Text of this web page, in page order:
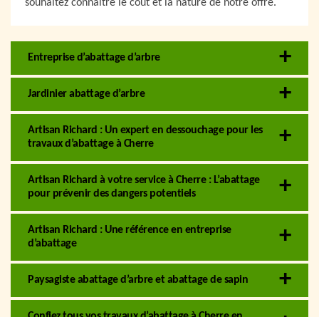
souhaitez connaitre le coût et la nature de notre offre.
Entreprise d’abattage d’arbre
Jardinier abattage d’arbre
Artisan Richard : Un expert en dessouchage pour les
travaux d’abattage à Cherre
Artisan Richard à votre service à Cherre : L’abattage
pour prévenir des dangers potentiels
Artisan Richard : Une référence en entreprise
d’abattage
Paysagiste abattage d’arbre et abattage de sapin